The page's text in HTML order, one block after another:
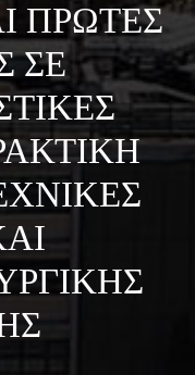
ΠΡΩΤΕΣ
ΣΕ